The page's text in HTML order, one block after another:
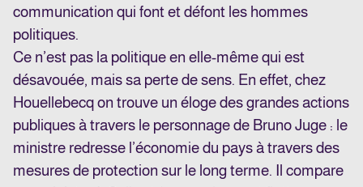
communication qui font et défont les hommes
politiques.
Ce n’est pas la politique en elle-même qui est
désavouée, mais sa perte de sens. En effet, chez
Houellebecq on trouve un éloge des grandes actions
publiques à travers le personnage de Bruno Juge : le
ministre redresse l’économie du pays à travers des
mesures de protection sur le long terme. Il compare